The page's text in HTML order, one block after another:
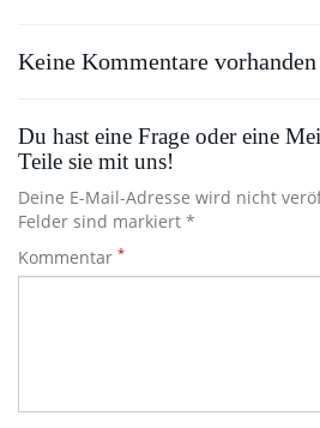
Keine Kommentare vorhanden
Du hast eine Frage oder eine
Teile sie mit uns!
Deine E-Mail-Adresse wird nicht
Felder sind markiert *
Kommentar *